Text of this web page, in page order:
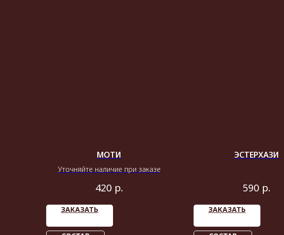
МОТИ
Уточняйте наличие при заказе
420 р.
ЗАКАЗАТЬ
ЭСТЕРХАЗИ
590 р.
ЗАКАЗАТЬ